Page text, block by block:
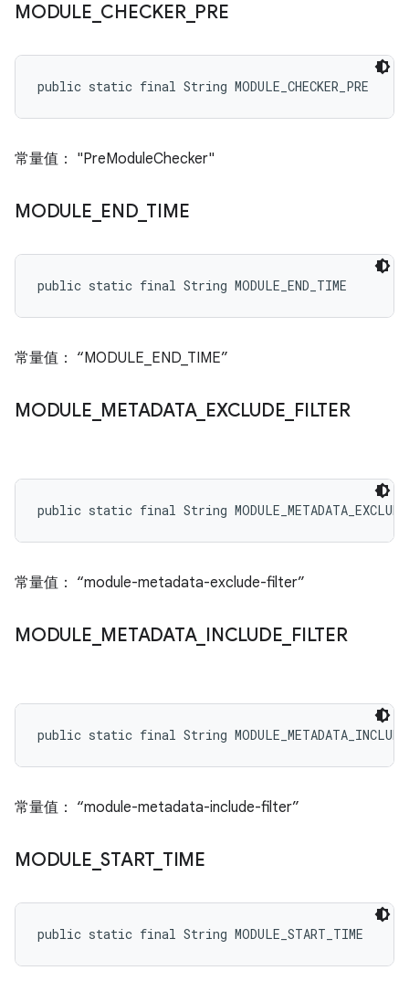
MODULE CHECKER_ PRE
public static final String MODULE_CHECKER_PRE
常量值： "PreModuleChecker"
MODULE END_ TIME
public static final String MODULE_END_TIME
常量值： “MODULE_END_TIME”
MODULE METADATA_ EXCLUDE FILTER
public static final String
常量值： “module-metadata-exclude-filter”
MODULE METADATA_ INCLUDE FILTER
public static final String
常量值： “module-metadata-include-filter”
MODULE _START_ TIME
public static final String MODULE_START_TIME